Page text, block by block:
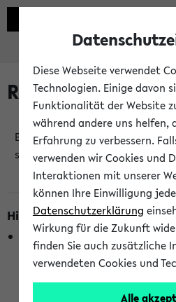
Raumänderungen
Es wurden keine
stattfindenden Veranstaltungen
Hinweise zur Liste der
In dieser Liste werden nur
berücksichtigt, die gerade
Stunden stattfinden.
Diese Webseite verwendet
Technologien. Einige davon
Funktionalität der Website
während andere uns helfen,
Erfahrung zu verbessern.
verwenden wir Cookies und
Interaktionen mit unserer
können Ihre Einwilligung
Datenschutzerklärung
Wirkung für die Zukunft
finden Sie auch zusätzliche
verwendeten Cookies und
Alle